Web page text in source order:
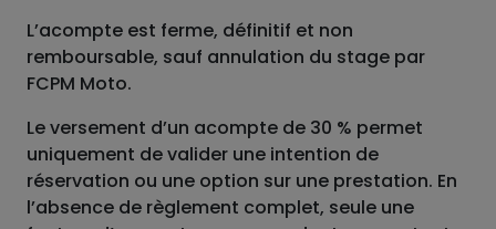
L’acompte est ferme, définitif et non
remboursable, sauf annulation du stage par
FCPM Moto.
Le versement d’un acompte de 30 % permet
uniquement de valider une intention de
réservation ou une option sur une prestation. En
l’absence de règlement complet, seule une